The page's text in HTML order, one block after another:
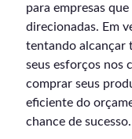
para empresas
direcionadas. Em
tentando alcançar
seus esforços nos
comprar seus
eficiente do
chance de sucesso.